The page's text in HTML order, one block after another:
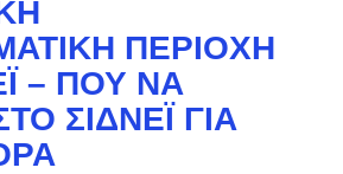
ΠΕΡΙΟΧΉ
– ΠΟΎ ΝΑ
ΣΊΔΝΕΪ ΓΙΑ